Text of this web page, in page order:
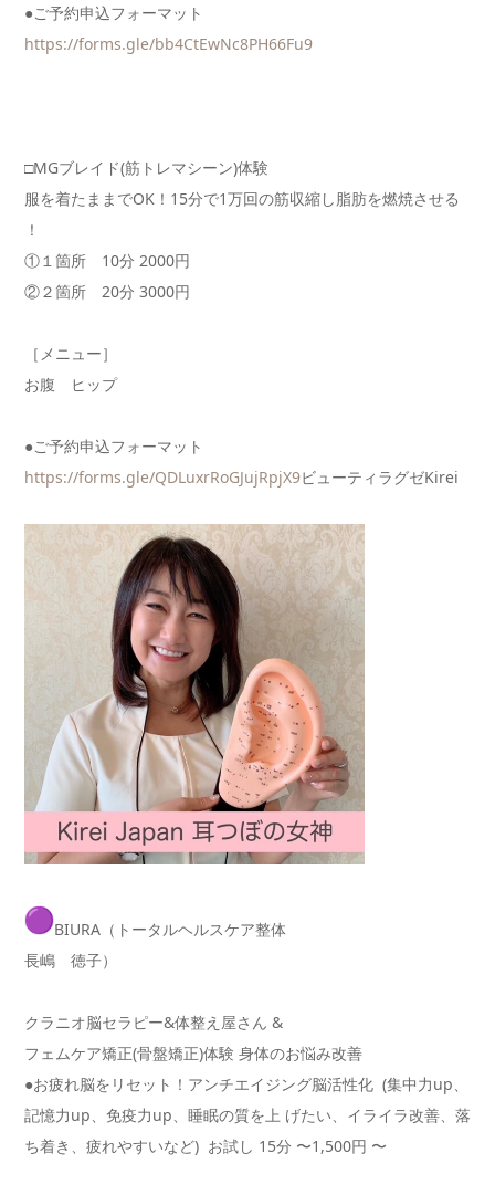
●ご予約申込フォーマット
https://forms.gle/bb4CtEwNc8PH66Fu9
□MGブレイド(筋トレマシーン)体験
服を着たままでOK！15分で1万回の筋収縮し脂肪を燃焼させる
！
①１箇所 10分 2000円
②２箇所 20分 3000円
［メニュー］
お腹 ヒップ
●ご予約申込フォーマット
https://forms.gle/QDLuxrRoGJujRpjX9ビューティラグゼKirei
BIURA（トータルヘルスケア整体
長嶋 徳子）
クラニオ脳セラピー&体整え屋さん &
フェムケア矯正(骨盤矯正)体験 身体のお悩み改善
●お疲れ脳をリセット！アンチエイジング脳活性化 (集中力up、
記憶力up、免疫力up、睡眠の質を上 げたい、イライラ改善、落
ち着き、疲れやすいなど) お試し 15分 〜1,500円 〜